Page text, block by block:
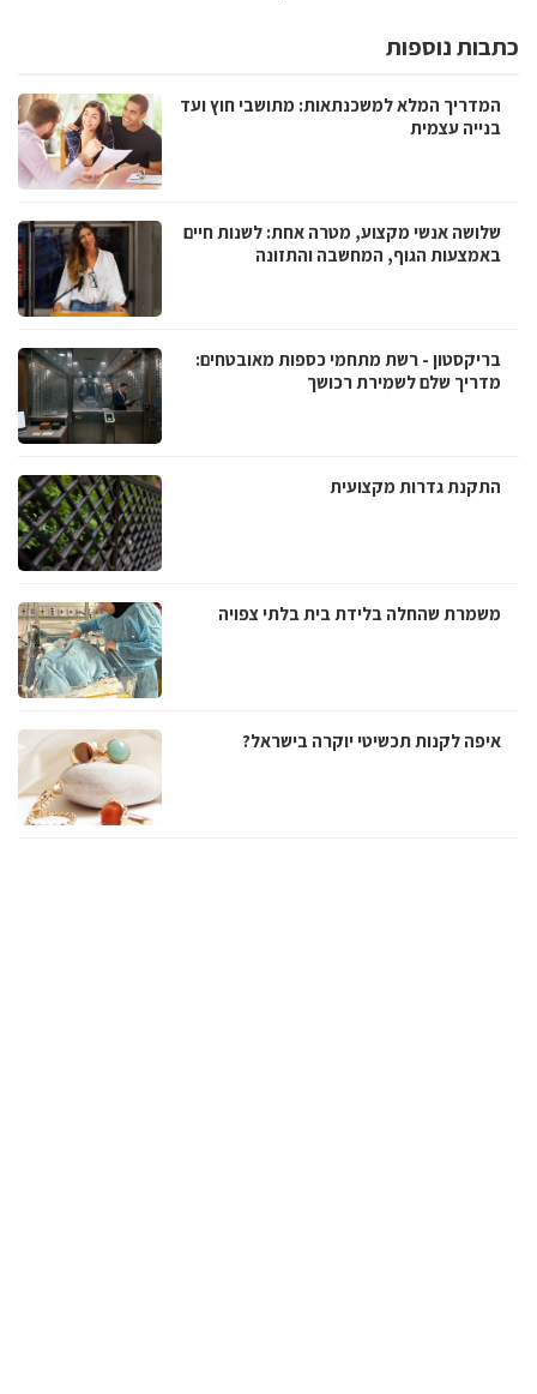
כתבות נוספות
המדריך המלא למשכנתאות: מתושבי חוץ ועד
בנייה עצמית
שלושה אנשי מקצוע, מטרה אחת: לשנות חיים
באמצעות הגוף, המחשבה והתזונה
בריקסטון - רשת מתחמי כספות מאובטחים:
מדריך שלם לשמירת רכושך
התקנת גדרות מקצועית
משמרת שהחלה בלידת בית בלתי צפויה
איפה לקנות תכשיטי יוקרה בישראל?